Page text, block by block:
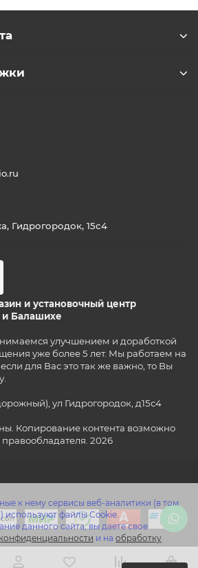
к нему сервисы веб-аналитики (в том
используют файлы Cookie.
данного сайта, вы даете свое
и на обработку
Гидрогородок, 15с4
и установочный центр
и Балашихе
улучшением и доработкой
уже более 5 лет. Мы работаем на
если для Вас это так же важно, то Вы
ул Гидрогородок, д15с4
Копирование контента возможно
2026